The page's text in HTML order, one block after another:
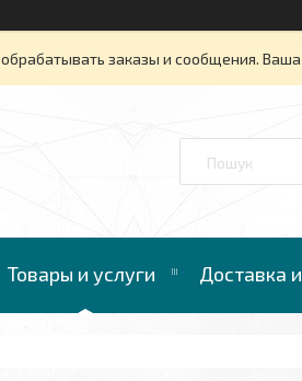
заказы и сообщения.
Товары и услуги Доставка